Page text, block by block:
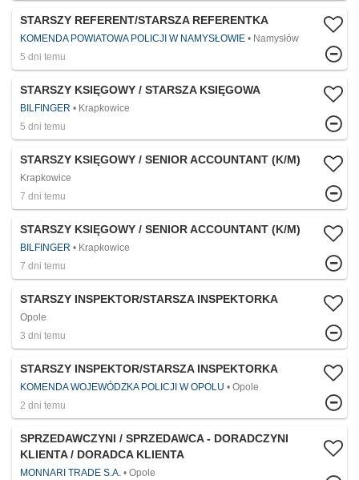
STARSZY REFERENT/STARSZA REFERENTKA
KOMENDA POWIATOWA POLICJI W NAMYSŁOWIE
Namysłów
5 dni temu
STARSZY KSIĘGOWY / STARSZA KSIĘGOWA
BILFINGER
Krapkowice
5 dni temu
STARSZY KSIĘGOWY / SENIOR ACCOUNTANT​ (K/M)
Krapkowice
7 dni temu
STARSZY KSIĘGOWY / SENIOR ACCOUNTANT​ (K/M)
BILFINGER
Krapkowice
7 dni temu
STARSZY INSPEKTOR/STARSZA INSPEKTORKA
Opole
3 dni temu
STARSZY INSPEKTOR/STARSZA INSPEKTORKA
KOMENDA WOJEWÓDZKA POLICJI W OPOLU
Opole
2 dni temu
SPRZEDAWCZYNI / SPRZEDAWCA - DORADCZYNI
KLIENTA / DORADCA KLIENTA
MONNARI TRADE S.A.
Opole